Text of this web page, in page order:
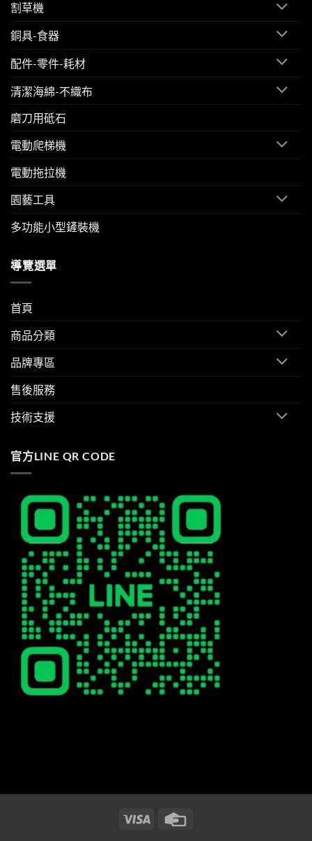
割草機
銅具-食器
配件-零件-耗材
清潔海綿-不織布
磨刀用砥石
電動爬梯機
電動拖拉機
園藝工具
多功能小型鏟裝機
導覽選單
首頁
商品分類
品牌專區
售後服務
技術支援
官方LINE QR CODE
Visa